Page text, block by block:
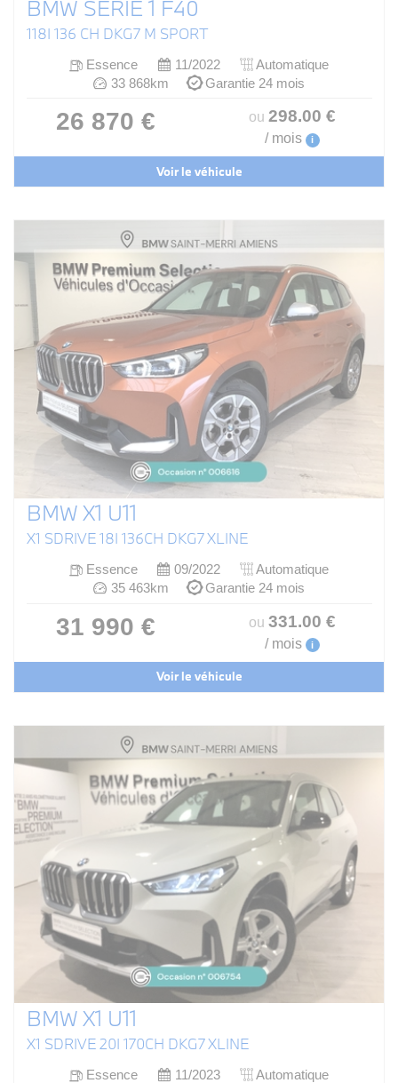
BMW SERIE 1 F40
118I 136 CH DKG7 M SPORT
Essence 11/2022
Automatique
33 868km
Garantie 24 mois
26 870 € ou 298.00 €
/ mois i
Voir le véhicule
BMW X1 U11
X1 SDRIVE 18I 136CH DKG7 XLINE
Essence 09/2022
Automatique
35 463km
Garantie 24 mois
31 990 € ou 331.00 €
/ mois i
Voir le véhicule
BMW X1 U11
X1 SDRIVE 20I 170CH DKG7 XLINE
Essence 11/2023
Automatique